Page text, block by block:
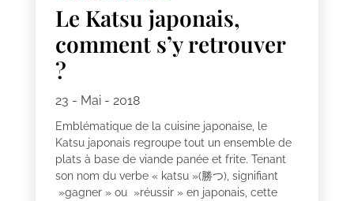
Le Katsu japonais,
comment s’y retrouver
?
23 - Mai - 2018
Emblématique de la cuisine japonaise, le
Katsu japonais regroupe tout un ensemble de
plats à base de viande panée et frite. Tenant
son nom du verbe « katsu »(勝つ), signifiant
»gagner » ou »réussir » en japonais, cette